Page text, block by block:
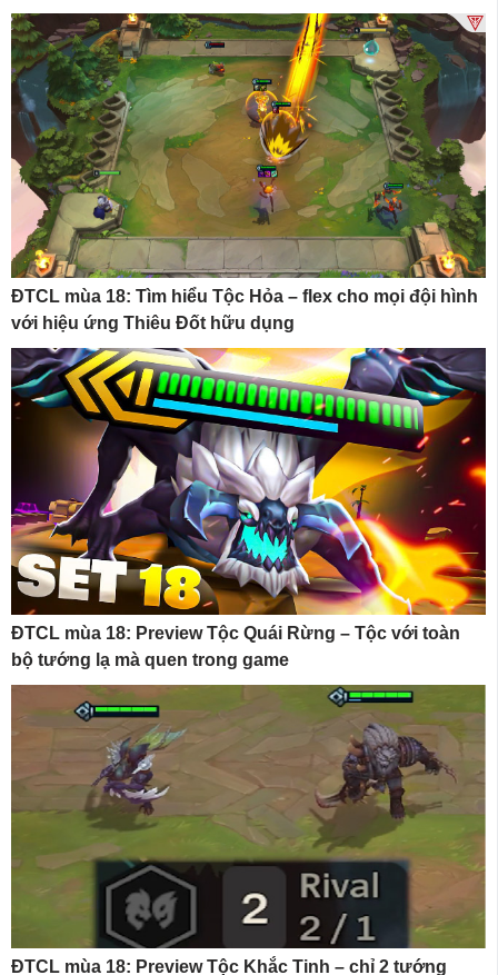
ĐTCL mùa 18: Tìm hiểu Tộc Hỏa – flex cho mọi đội hình
với hiệu ứng Thiêu Đốt hữu dụng
ĐTCL mùa 18: Preview Tộc Quái Rừng – Tộc với toàn
bộ tướng lạ mà quen trong game
ĐTCL mùa 18: Preview Tộc Khắc Tinh – chỉ 2 tướng